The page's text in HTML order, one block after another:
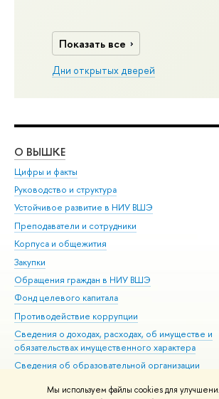
Мы используем файлы cookies для
Показать все
Дни открытых дверей
О ВЫШКЕ
Цифры и факты
Руководство и структура
Устойчивое развитие в НИУ ВШЭ
Преподаватели и сотрудники
Корпуса и общежития
Закупки
Обращения граждан в НИУ ВШЭ
Фонд целевого капитала
Противодействие коррупции
Сведения о доходах, расходах, об имуществе и
обязательствах имущественного характера
Сведения об образовательной организации
Людям с ограниченными возможностями